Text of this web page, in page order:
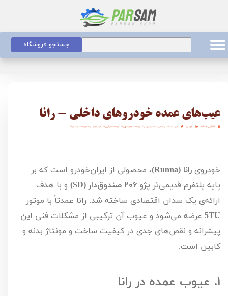
جستجو فروشگاه
عیب‌های عمده خودروهای داخلی - رانا
۱۴ آبان ۱۴۰۴ خودرو ایرادات فنی رانا،ایرادات موتوری رانا،ایرادات جلوبندی رانا،ایرادات برقی رانا،عیب یابی رانا،ایرادات بدنه رانا
خودروی رانا (Runna
)، محصولی از ایران‌خودرو است که بر
پایه پلتفرم قدیمی‌تر پژو ۲۰۶ صندوق‌دار (SD
) و با هدف
ارائه‌ی یک سدان اقتصادی ساخته شد. رانا عمدتاً با موتور
TU
5 عرضه می‌شود و عیوب آن ترکیبی از مشکلات فنی این
پیشرانه و نقص‌های جدی در کیفیت ساخت و مونتاژ بدنه و
کابین است.
۱. عیوب عمده در رانا